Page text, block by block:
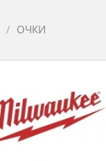
ОЧКИ